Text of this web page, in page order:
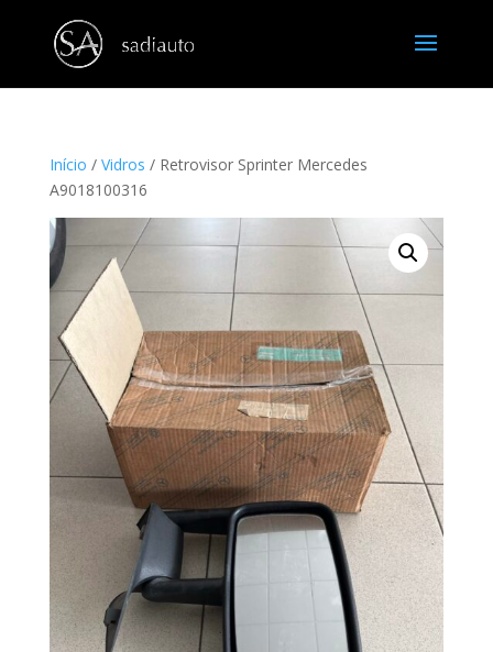
Início / Vidros / Retrovisor Sprinter Mercedes
A9018100316